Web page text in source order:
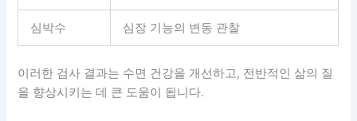
심박수 심장 기능의 변동 관찰
이러한 검사 결과는 수면 건강을 개선하고, 전반적인 삶의 질
을 향상시키는 데 큰 도움이 됩니다.